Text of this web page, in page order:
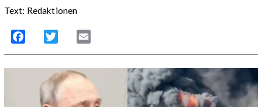
Text: Redaktionen
Facebook Twitter